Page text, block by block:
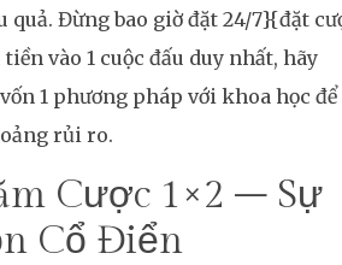
quả. Đừng bao giờ đặt 24/7}{đặt
vào 1 cuộc đấu duy nhất, hãy
1 phương pháp với khoa học để
rủi ro.
Cược 1×2 – Sự
Cổ Điển